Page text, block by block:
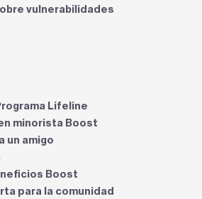
vulnerabilidades
Lifeline
minorista Boost
un amigo
Boost​​​​​​​
para la comunidad